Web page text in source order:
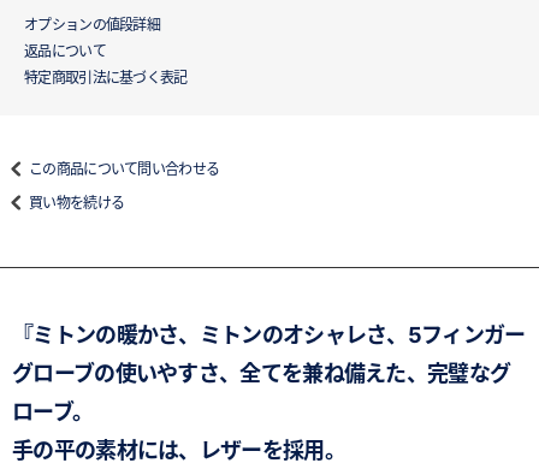
オプションの値段詳細
返品について
特定商取引法に基づく表記
この商品について問い合わせる
買い物を続ける
『ミトンの暖かさ、ミトンのオシャレさ、5フィンガー
グローブの使いやすさ、全てを兼ね備えた、完璧なグ
ローブ。
手の平の素材には、レザーを採用。